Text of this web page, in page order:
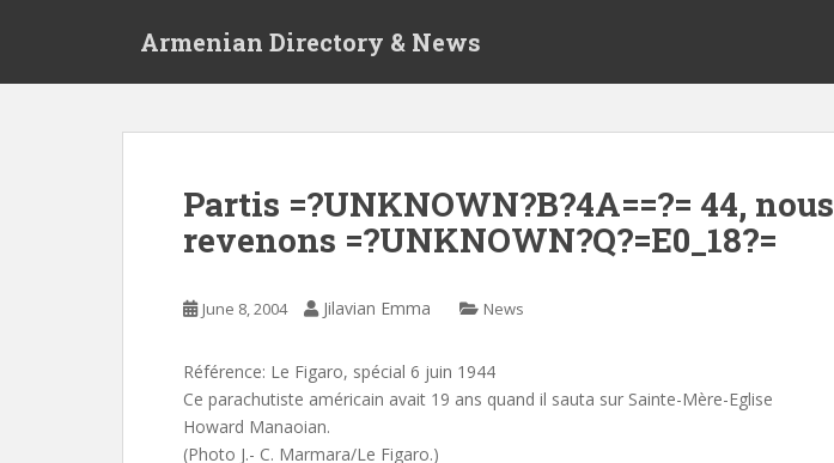
Armenian Directory & News
Partis =?UNKNOWN?B?4A==?= 44, nous
revenons =?UNKNOWN?Q?=E0_18?=
June 8, 2004 Jilavian Emma News
Référence: Le Figaro, spécial 6 juin 1944
Ce parachutiste américain avait 19 ans quand il sauta sur Sainte-Mère-Eglise
Howard Manaoian.
(Photo J.- C. Marmara/Le Figaro.)